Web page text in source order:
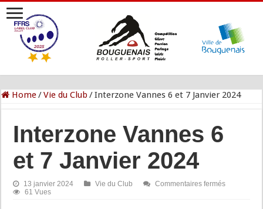
Home/Vie du Club /Interzone Vannes 6 et 7 Janvier 2024
Interzone Vannes 6
et 7 Janvier 2024
13 janvier 2024 Vie du Club Commentaires ferméssur
61 Vues